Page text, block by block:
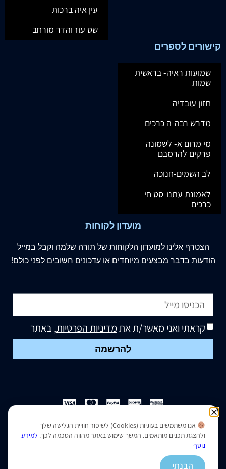
עין איה ברכות
שס עוז והדר מורחב
קישורים לספרים
שמועות ראיה- בראשית
שמות
חזון עובדיה
מדרש רבה-ה כרכים
מי מרום א- לשמונה
פרקים להרמבם
לב השמים-חנוכה
לאמונת עתנו-סט חי
כרכים
מועדון לקוחות
הצטרף אלינו למועדון הלקוחות של תורה שלמה וקבל במייל
הודעות בדבר מבצעים מיוחדים או עדכונים חשובים לפני כולם!
קראתי ואני מאשר/ת אתמדיניות הפרטיות, באתר
להרשמה
הצהרת נגישות|מדיניות פרטיות
נבנה ועוצב על ידי –
אנו משתמשים בעוגיות (Cookies) לשיפור חוויית הגלישה שלך
ולהצגת תכנים מותאמים. המשך שימוש באתר מהווה הסכמה לכך. למידע
נוסף
הבנתי